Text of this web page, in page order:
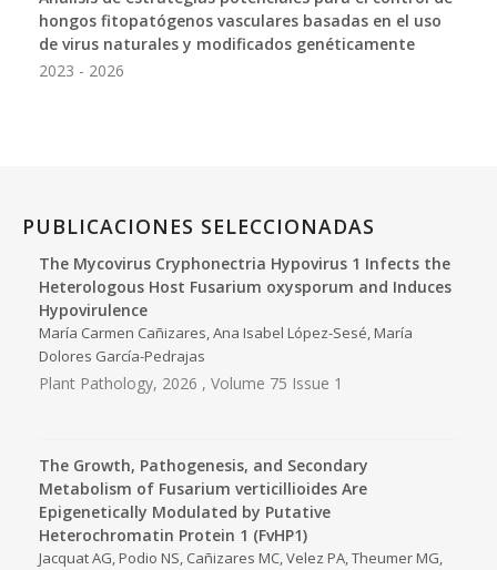
hongos fitopatógenos vasculares basadas en el uso
de virus naturales y modificados genéticamente
2023 - 2026
PUBLICACIONES SELECCIONADAS
The Mycovirus Cryphonectria Hypovirus 1 Infects the
Heterologous Host Fusarium oxysporum and Induces
Hypovirulence
María Carmen Cañizares, Ana Isabel López-Sesé, María
Dolores García-Pedrajas
Plant Pathology, 2026 , Volume 75 Issue 1
The Growth, Pathogenesis, and Secondary
Metabolism of Fusarium verticillioides Are
Epigenetically Modulated by Putative
Heterochromatin Protein 1 (FvHP1)
Jacquat AG, Podio NS, Cañizares MC, Velez PA, Theumer MG,